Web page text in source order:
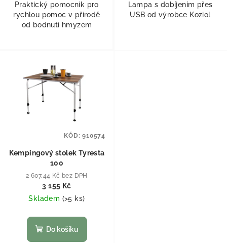
Praktický pomocník pro
rychlou pomoc v přírodě
od bodnutí hmyzem
Lampa s dobíjením přes
USB od výrobce Koziol
Kempingový stolek Tyresta
100
2 607,44 Kč bez DPH
3 155 Kč
Skladem (>5 ks)
Do košíku
KÓD:910574